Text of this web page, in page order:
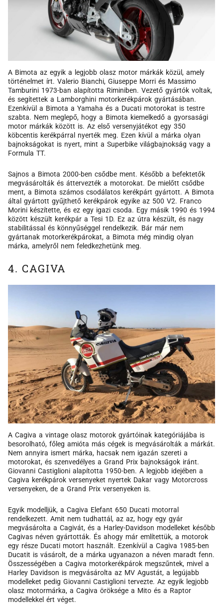
A Bimota az egyik a legjobb olasz motor márkák közül, amely
történelmet írt. Valerio Bianchi, Giuseppe Morri és Massimo
Tamburini 1973-ban alapította Riminiben. Vezető gyártók voltak,
és segítettek a Lamborghini motorkerékpárok gyártásában.
Ezenkívül a Bimota a Yamaha és a Ducati motorokat is testre
szabta. Nem meglepő, hogy a Bimota kiemelkedő a gyorsasági
motor márkák között is. Az első versenyjátékot egy 350
köbcentis kerékpárral nyerték meg. Ezen kívül a márka olyan
bajnokságokat is nyert, mint a Superbike világbajnokság vagy a
Formula TT.
Sajnos a Bimota 2000-ben csődbe ment. Később a befektetők
megvásárolták és áttervezték a motorokat. De mielőtt csődbe
ment, a Bimota számos csodálatos kerékpárt gyártott. A Bimota
által gyártott gyűjthető kerékpárok egyike az 500 V2. Franco
Morini készítette, és ez egy igazi csoda. Egy másik 1990 és 1994
között készült kerékpár a Tesi 1D. Ez az útra készült, és nagy
stabilitással és könnyűséggel rendelkezik. Bár már nem
gyártanak motorkerékpárokat, a Bimota még mindig olyan
márka, amelyről nem feledkezhetünk meg.
4. CAGIVA
A Cagiva a vintage olasz motorok gyártóinak kategóriájába is
besorolható, főleg amióta más cégek is megvásárolták a márkát.
Nem annyira ismert márka, hacsak nem igazán szereti a
motorokat, és szenvedélyes a Grand Prix bajnokságok iránt.
Giovanni Castiglioni alapította 1950-ben. A legjobb idejében a
Cagiva kerékpárok versenyeket nyertek Dakar vagy Motorcross
versenyeken, de a Grand Prix versenyeken is.
Egyik modelljük, a Cagiva Elefant 650 Ducati motorral
rendelkezett. Amit nem tudhattál, az az, hogy egy gyár
megvásárolta a Cagivát, és a Harley-Davidson modelleket később
Cagivas néven gyártották. És ahogy már említettük, a motorok
egy része Ducati motort használt. Ezenkívül a Cagiva 1985-ben
Ducatit is vásárolt, de a márka ugyanazon a néven maradt fenn.
Összességében a Cagiva motorkerékpárok megszűntek, mivel a
Harley Davidson is megvásárolta az MV Agustát, a legújabb
modelleket pedig Giovanni Castiglioni tervezte. Az egyik legjobb
olasz motormárka, a Cagiva öröksége a Mito és a Raptor
modellekkel ért véget.